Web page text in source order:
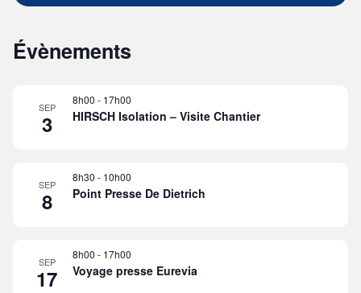
Évènements
SEP
3
8h00 - 17h00
HIRSCH Isolation – Visite Chantier
SEP
8
8h30 - 10h00
Point Presse De Dietrich
SEP
17
8h00 - 17h00
Voyage presse Eurevia